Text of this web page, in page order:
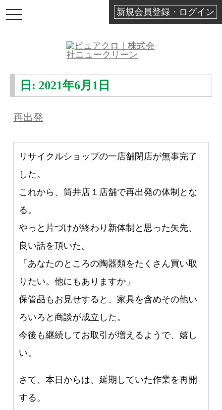
新規会員登録・ログイン
TOGGLE
日: 2021年6月1日
再出発
リサイクルショップの一店舗閉店が無事完了
した。
これから、筒井店１店舗で再出発の体制とな
る。
やっと片づけが終わり新体制と思った矢先、
良い話を頂いた。
「あなたのところの陶器類をたくさん買い取
りたい。他にもありますか」
保管品もお見せすると、家具を含めその他い
ろいろと商談が成立した。
今後も継続してお取引が増えるようで、嬉し
い。
さて、本日からは、延期していた作業を再開
する。